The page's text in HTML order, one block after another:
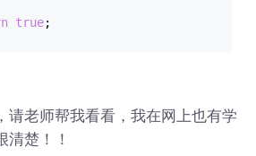
true;
请老师帮我看看，我在网上也有学
清楚！！